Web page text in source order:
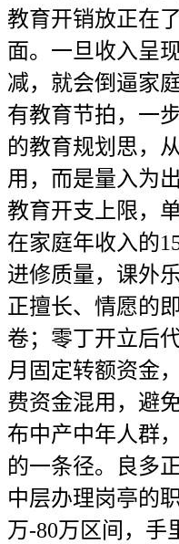
教育开销放正在
面。一旦收入呈
减，就会倒逼家
有教育节拍，一
的教育规划思，
用，而是量入为
教育开支上限，
在家庭年收入的
进修质量，课外
正擅长、情愿的
卷；零丁开立后
月固定转额资金
费资金混用，避
布中产中年人群
的一条径。良多
中层办理岗亭的
万-80万区间，手